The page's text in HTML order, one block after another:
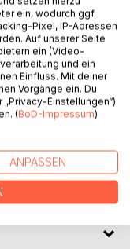
Karateverband
aufgrund
werden können.
von individuellen
ein, wodurch ggf.
Pixel, IP-Adressen
Auf unserer Seite
ein (Video-
und ein
Einfluss. Mit deiner
Vorgänge ein. Du
Einstellungen“)
(BoD-Impressum)
ANPASSEN